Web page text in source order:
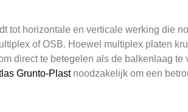
tot horizontale en verticale werking die
of OSB. Hoewel multiplex platen
direct te betegelen als de balkenlaag
Grunto-Plastnoodzakelijk om een